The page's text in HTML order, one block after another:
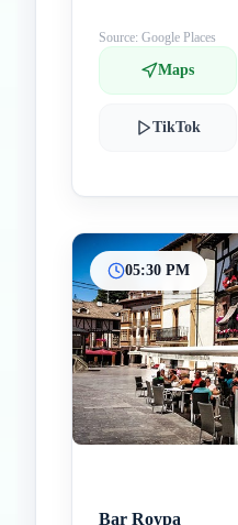
Source: Google Places
Maps
TikTok
05:30 PM
Bar Roypa